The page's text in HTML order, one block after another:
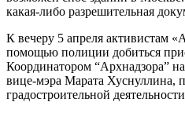
какая-либо разрешительная
К вечеру 5 апреля активистам «
помощью полиции добиться
Координатором “Архнадзора”
вице-мэра Марата Хуснуллина,
градостроительной